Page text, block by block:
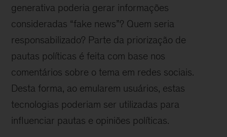
generativa poderia gerar informações
consideradas “fake news”? Quem seria
responsabilizado? Parte da priorização de
pautas políticas é feita com base nos
comentários sobre o tema em redes sociais.
Desta forma, ao emularem usuários, estas
tecnologias poderiam ser utilizadas para
influenciar pautas e opiniões políticas.